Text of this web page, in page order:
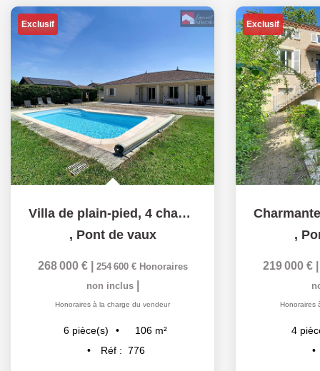
Exclusif
Villa de plain-pied, 4 chambres, Garage - 01190 GORREVOD
, Pont de vaux
268 000 € 254 600 € Honoraires
non inclus
Honoraires à la charge du vendeur
6 pièce(s) 106 m²
Réf : 776
Exclusif
,
219 000 €
Honoraires
4